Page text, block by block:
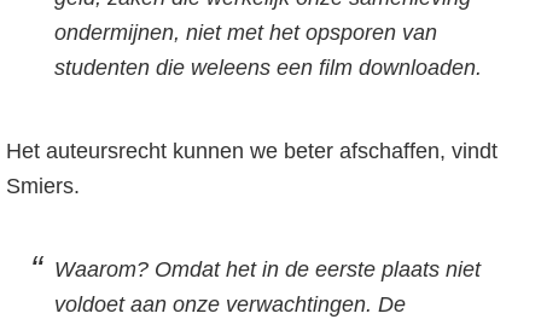
ondermijnen, niet met het opsporen van
studenten die weleens een film downloaden.
Het auteursrecht kunnen we beter afschaffen, vindt
Smiers.
Waarom? Omdat het in de eerste plaats niet
voldoet aan onze verwachtingen. De